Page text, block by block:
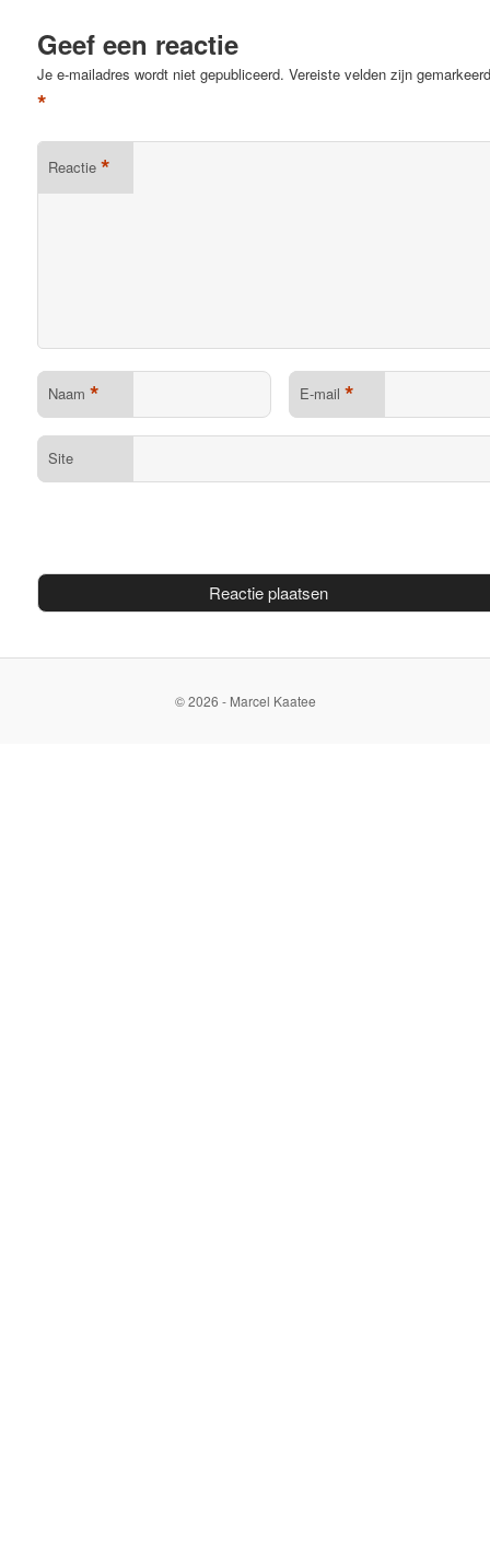
Geef een reactie
Je e-mailadres wordt niet gepubliceerd. Vereiste velden zijn
*
Reactie *
Naam * E-mail *
Site
© 2026 - Marcel Kaatee